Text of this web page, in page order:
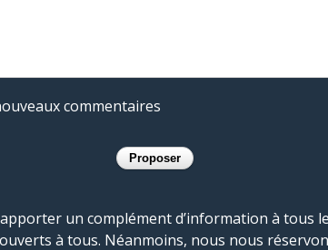
commentaires
un complément d’information à tous
à tous. Néanmoins, nous nous